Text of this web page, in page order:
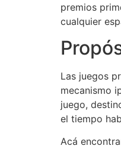
premios
cualquier
Las juegos
mecanismo
juego,
el tiempo
Acá